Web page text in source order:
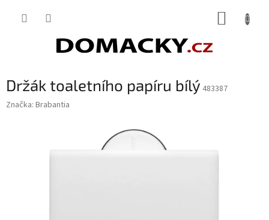
Držák toaletního papíru bílý 483387
Značka: Brabantia